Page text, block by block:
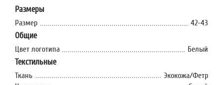
Размеры
Размер 42-43
Общие
Цвет логотипа Белый
Текстильные
Ткань
Экокожа/Фетр